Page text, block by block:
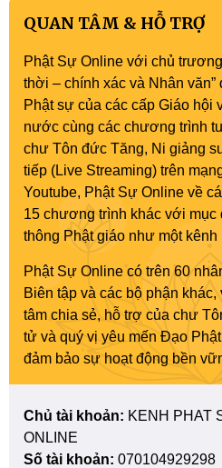
QUAN TÂM & HỖ TRỢ
Phật Sự Online với chủ
thời – chính xác và Nhân văn”
Phật sự của các cấp Giáo hội
nước cùng các chương trình
chư Tôn đức Tăng, Ni giảng
tiếp (Live Streaming) trên
Youtube, Phật Sự Online về
15 chương trình khác với mục
thông Phật giáo như một
Phật Sự Online có trên 60
Biên tập và các bộ phận
tâm chia sẻ, hỗ trợ của chư
tử và quý vị yêu mến Đạo
đảm bảo sự hoạt động bền
Chủ tài khoản: KENH PHAT
ONLINE
Số tài khoản: 070104929298